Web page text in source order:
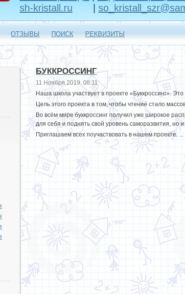
sh-kristall.ru
ОТЗЫВЫ ПОИСК РЕКВИЗИТЫ
БУККРОССИНГ
11 Ноября 2019, 08:11
Наша школа участвует в проекте «Буккроссинг».
Цель этого проекта в том, чтобы чтение стало
Во всём мире буккроссинг получил уже широкое
для себя и поднять свой уровень саморазвития,
Приглашаем всех поучаствовать в нашем проекте. ...